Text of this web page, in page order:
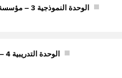
الوحدة النموذجية 3 – مؤسسة الآغا خان للتنمية (AKF)
الوحدة التدريبية 4 – برامج مؤسسة الآغا خان